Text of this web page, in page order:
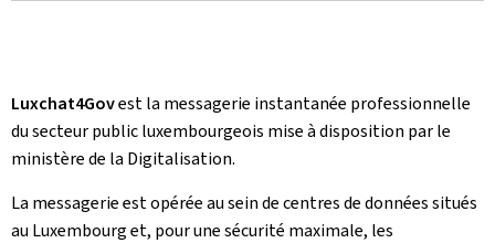
Luxchat4Govest la messagerie instantanée professionnelle
du secteur public luxembourgeois mise à disposition par le
ministère de la Digitalisation.
La messagerie est opérée au sein de centres de données situés
au Luxembourg et, pour une sécurité maximale, les